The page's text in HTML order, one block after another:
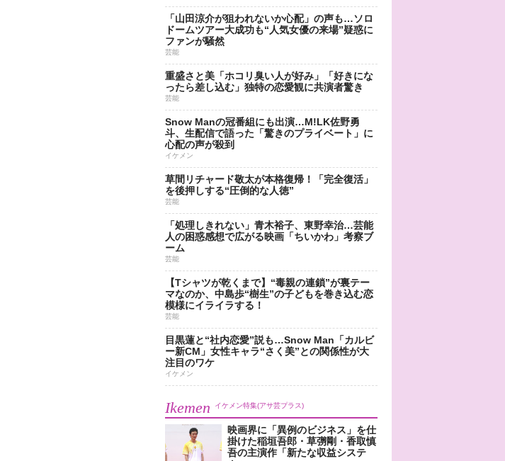
「山田涼介が狙われないか心配」の声も…ソロ
ドームツアー大成功も“人気女優の来場”疑惑に
ファンが騒然
芸能
重盛さと美「ホコリ臭い人が好み」「好きにな
ったら差し込む」独特の恋愛観に共演者驚き
芸能
Snow Manの冠番組にも出演…M!LK佐野勇
斗、生配信で語った「驚きのプライベート」に
心配の声が殺到
イケメン
草間リチャード敬太が本格復帰！「完全復活」
を後押しする“圧倒的な人徳”
芸能
「処理しきれない」青木裕子、東野幸治…芸能
人の困惑感想で広がる映画「ちいかわ」考察ブ
ーム
芸能
【Tシャツが乾くまで】“毒親の連鎖”が裏テー
マなのか、中島歩“樹生”の子どもを巻き込む恋
模様にイライラする！
芸能
目黒蓮と“社内恋愛”説も…Snow Man「カルビ
ー新CM」女性キャラ“さく美”との関係性が大
注目のワケ
イケメン
Ikemen イケメン特集(アサ芸プラス)
映画界に「異例のビジネス」を仕
掛けた稲垣吾郎・草彅剛・香取慎
吾の主演作「新たな収益システ